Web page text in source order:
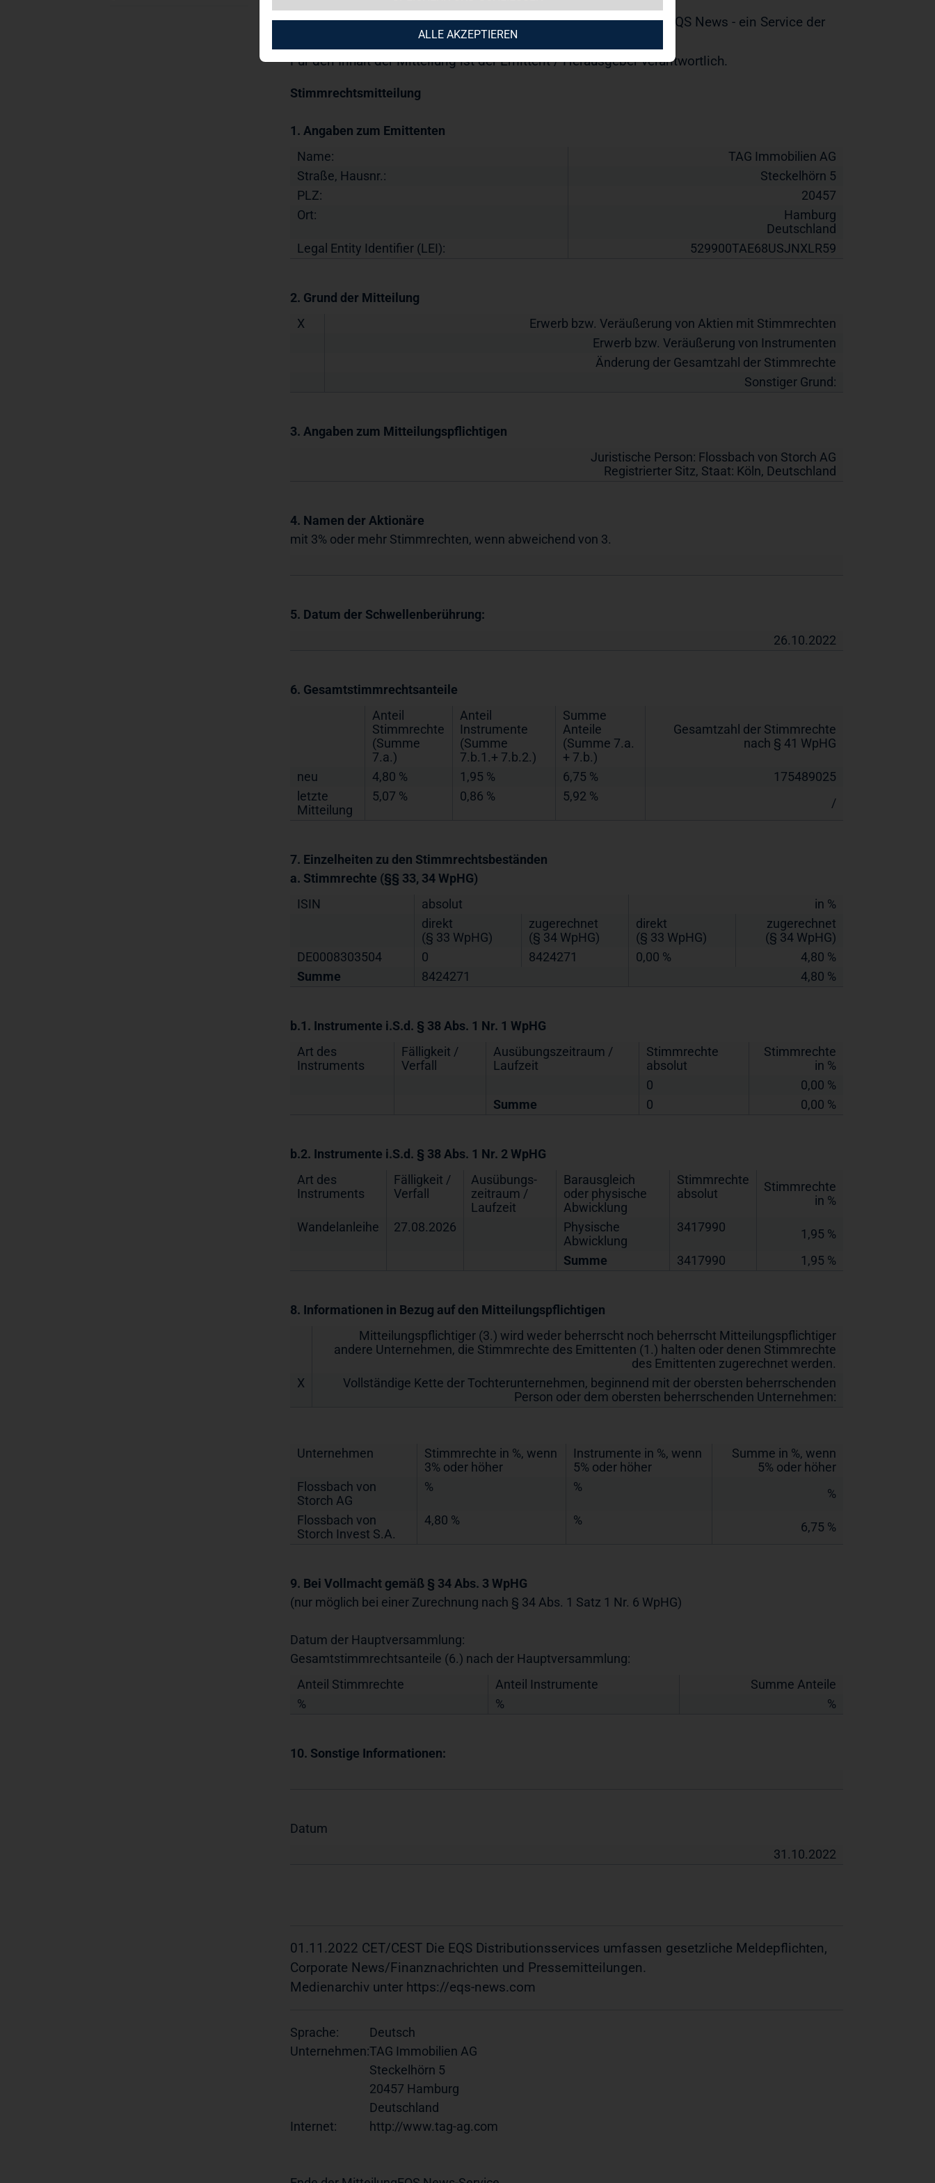
Veröffentlichung einer Stimmrechtsmitteilung übermittelt durch EQS News - ein Service der
Für den Inhalt der Mitteilung ist der Emittent / Herausgeber verantwortlich.
Stimmrechtsmitteilung
1. Angaben zum Emittenten
Name:
TAG Immobilien AG
Straße, Hausnr.:
Steckelhörn 5
PLZ:
20457
Ort:
Hamburg
Deutschland
Legal Entity Identifier (LEI):
529900TAE68USJNXLR59
2. Grund der Mitteilung
X
Erwerb bzw. Veräußerung von Aktien mit Stimmrechten
Erwerb bzw. Veräußerung von Instrumenten
Änderung der Gesamtzahl der Stimmrechte
Sonstiger Grund:
3. Angaben zum Mitteilungspflichtigen
Juristische Person: Flossbach von Storch AG
Registrierter Sitz, Staat: Köln, Deutschland
4. Namen der Aktionäre
mit 3% oder mehr Stimmrechten, wenn abweichend von 3.
5. Datum der Schwellenberührung:
26.10.2022
6. Gesamtstimmrechtsanteile
Anteil
Stimmrechte
(Summe
7.a.)
Anteil
Instrumente
(Summe
7.b.1.+ 7.b.2.)
Summe
Anteile
(Summe 7.a.
+ 7.b.)
Gesamtzahl der Stimmrechte
nach § 41 WpHG
neu 4,80 % 1,95 % 6,75 %
175489025
letzte
Mitteilung
5,07 % 0,86 % 5,92 % /
7. Einzelheiten zu den Stimmrechtsbeständen
a. Stimmrechte (§§ 33, 34 WpHG)
ISIN
absolut
in %
direkt
(§ 33 WpHG)
zugerechnet
(§ 34 WpHG)
direkt
(§ 33 WpHG)
zugerechnet
(§ 34 WpHG)
DE0008303504
0 8424271 0,00 %
4,80 %
Summe
8424271 4,80 %
b.1. Instrumente i.S.d. § 38 Abs. 1 Nr. 1 WpHG
Art des
Instruments
Fälligkeit /
Verfall
Ausübungs­zeitraum /
Laufzeit
Stimmrechte
absolut
Stimmrechte
in %
0
0,00 %
Summe
0 0,00 %
b.2. Instrumente i.S.d. § 38 Abs. 1 Nr. 2 WpHG
Art des
Instruments
Fälligkeit /
Verfall
Ausübungs­
zeitraum /
Laufzeit
Barausgleich
oder physische
Abwicklung
Stimmrechte
absolut
Stimmrechte
in %
Wandelanleihe
27.08.2026
Physische
Abwicklung
3417990
1,95 %
Summe
3417990 1,95 %
8. Informationen in Bezug auf den Mitteilungspflichtigen
Mitteilungspflichtiger (3.) wird weder beherrscht noch beherrscht Mitteilungspflichtiger
andere Unternehmen, die Stimmrechte des Emittenten (1.) halten oder denen Stimmrechte
des Emittenten zugerechnet werden.
X
Vollständige Kette der Tochterunternehmen, beginnend mit der obersten beherrschenden
Person oder dem obersten beherrschenden Unternehmen:
Unternehmen
Stimmrechte in %, wenn
3% oder höher
Instrumente in %, wenn
5% oder höher
Summe in %, wenn
5% oder höher
Flossbach von
Storch AG
% %
%
Flossbach von
Storch Invest S.A.
4,80 % % 6,75 %
9. Bei Vollmacht gemäß § 34 Abs. 3 WpHG
(nur möglich bei einer Zurechnung nach § 34 Abs. 1 Satz 1 Nr. 6 WpHG)
Datum der Hauptversammlung:
Gesamtstimmrechtsanteile (6.) nach der Hauptversammlung:
Anteil Stimmrechte
Anteil Instrumente
Summe Anteile
%
% %
10. Sonstige Informationen:
Datum
31.10.2022
01.11.2022 CET/CEST Die EQS Distributionsservices umfassen gesetzliche Meldepflichten,
Corporate News/Finanznachrichten und Pressemitteilungen.
Medienarchiv unter https://eqs-news.com
Sprache:
Deutsch
Unternehmen:TAG Immobilien AG
Steckelhörn 5
20457 Hamburg
Deutschland
Internet:
http://www.tag-ag.com
ALLE AKZEPTIEREN